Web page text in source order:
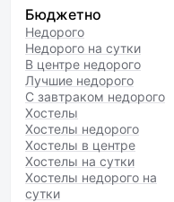
Бюджетно
Недорого
Недорого на сутки
В центре недорого
Лучшие недорого
С завтраком недорого
Хостелы
Хостелы недорого
Хостелы в центре
Хостелы на сутки
Хостелы недорого на
сутки